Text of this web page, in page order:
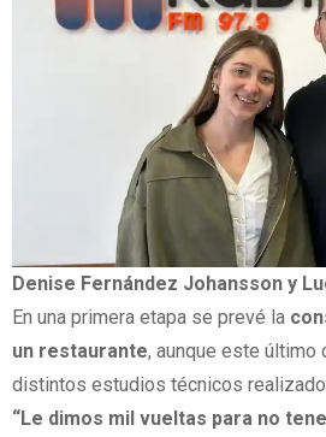
Denise Fernández Johansson y
En una primera etapa se prevé la
un restaurante, aunque este último
distintos estudios técnicos
“Le dimos mil vueltas para no